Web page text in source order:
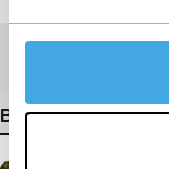
Bekijk meer details